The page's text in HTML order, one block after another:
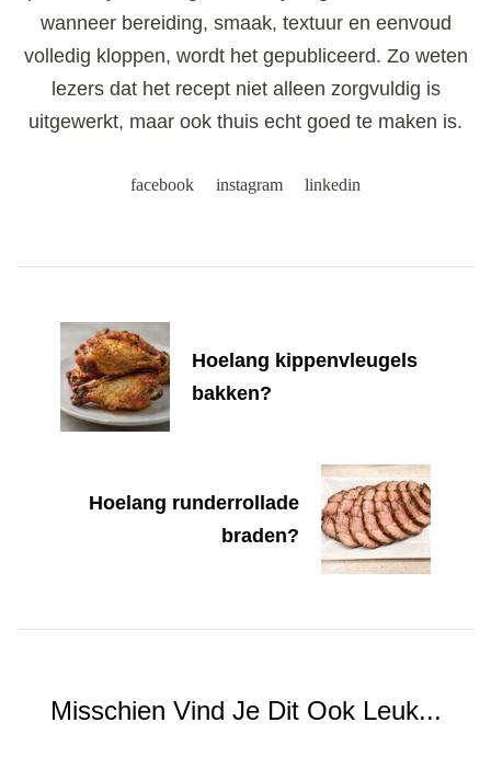
wanneer bereiding, smaak, textuur en eenvoud
volledig kloppen, wordt het gepubliceerd. Zo weten
lezers dat het recept niet alleen zorgvuldig is
uitgewerkt, maar ook thuis echt goed te maken is.
facebook instagram linkedin
Navigation
Hoelang kippenvleugels
bakken?
Hoelang runderrollade
braden?
Misschien Vind Je Dit Ook Leuk...